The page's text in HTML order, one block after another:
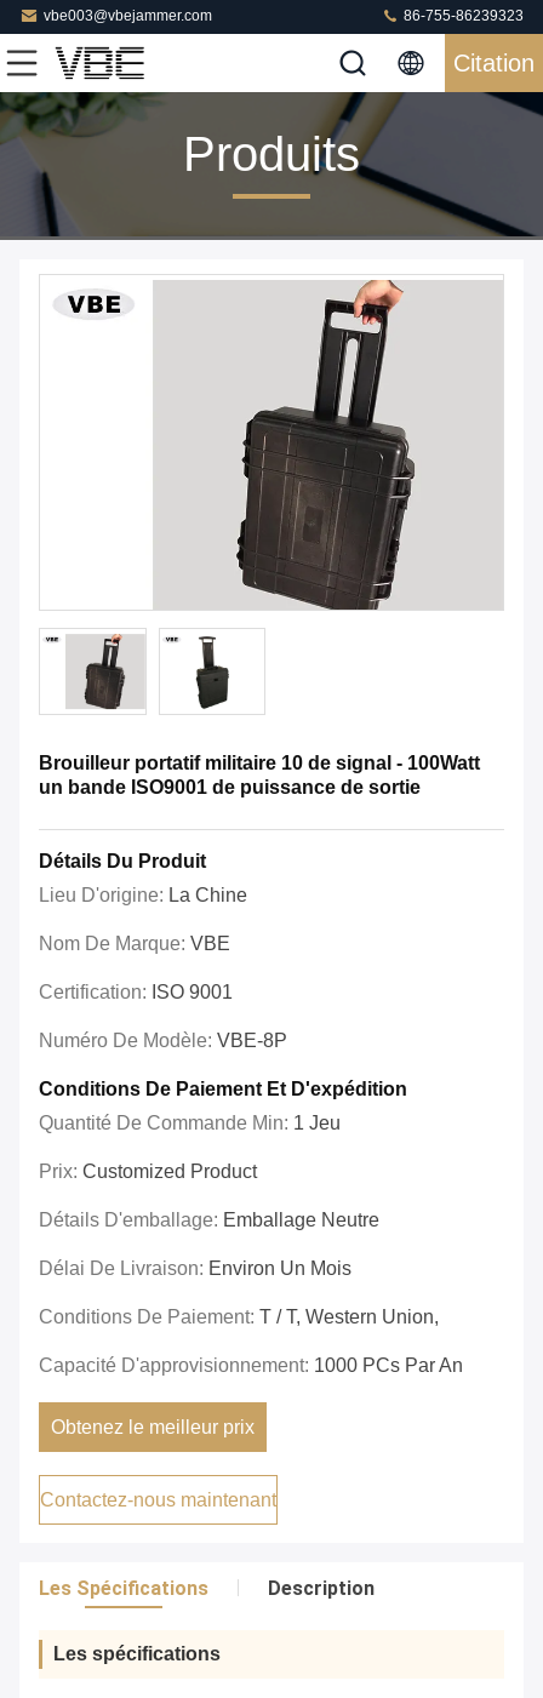
vbe003@vbejammer.com 86-755-86239323
Citation
Produits
Brouilleur portatif militaire 10 de signal - 100Watt
un bande ISO9001 de puissance de sortie
Détails Du Produit
Lieu D'origine: La Chine
Nom De Marque: VBE
Certification: ISO 9001
Numéro De Modèle: VBE-8P
Conditions De Paiement Et D'expédition
Quantité De Commande Min: 1 Jeu
Prix: Customized Product
Détails D'emballage: Emballage Neutre
Délai De Livraison: Environ Un Mois
Conditions De Paiement: T / T, Western Union,
Capacité D'approvisionnement: 1000 PCs Par An
Obtenez le meilleur prix
Contactez-nous maintenant
Les Spécifications Description
Les spécifications